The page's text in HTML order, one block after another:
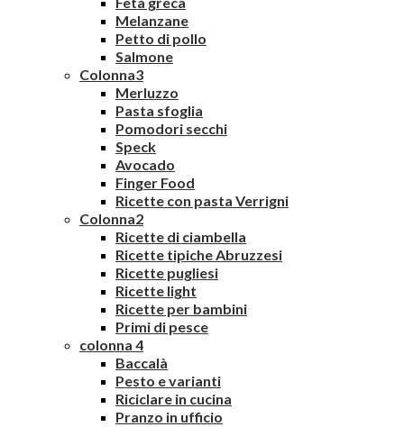
Melanzane
Petto di pollo
Salmone
Colonna3
Merluzzo
Pasta sfoglia
Pomodori secchi
Speck
Avocado
Finger Food
Ricette con pasta Verrigni
Colonna2
Ricette di ciambella
Ricette tipiche Abruzzesi
Ricette pugliesi
Ricette light
Ricette per bambini
Primi di pesce
colonna 4
Baccalà
Pesto e varianti
Riciclare in cucina
Pranzo in ufficio